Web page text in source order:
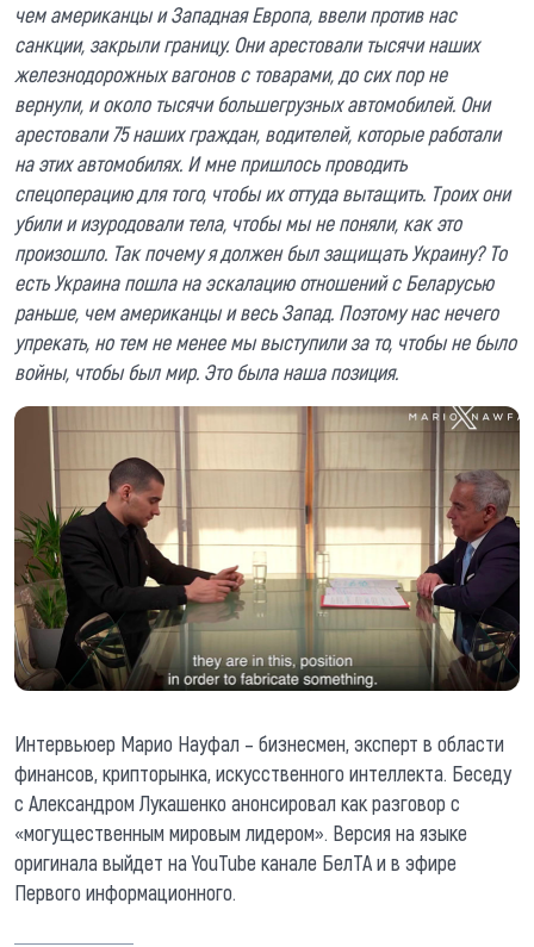
чем американцы и Западная Европа, ввели против нас
санкции, закрыли границу. Они арестовали тысячи наших
железнодорожных вагонов с товарами, до сих пор не
вернули, и около тысячи большегрузных автомобилей. Они
арестовали 75 наших граждан, водителей, которые работали
на этих автомобилях. И мне пришлось проводить
спецоперацию для того, чтобы их оттуда вытащить. Троих они
убили и изуродовали тела, чтобы мы не поняли, как это
произошло. Так почему я должен был защищать Украину? То
есть Украина пошла на эскалацию отношений с Беларусью
раньше, чем американцы и весь Запад. Поэтому нас нечего
упрекать, но тем не менее мы выступили за то, чтобы не было
войны, чтобы был мир. Это была наша позиция.
Интервьюер Марио Науфал – бизнесмен, эксперт в области
финансов, крипторынка, искусственного интеллекта. Беседу
с Александром Лукашенко анонсировал как разговор с
«могущественным мировым лидером». Версия на языке
оригинала выйдет на YouTube канале БелТА и в эфире
Первого информационного.